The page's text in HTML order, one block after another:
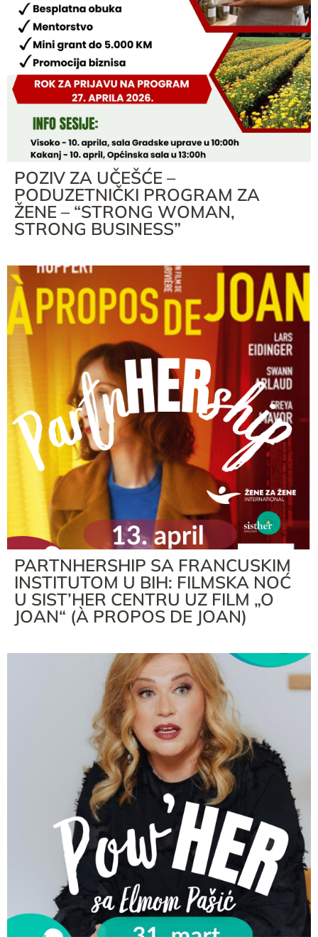
POZIV ZA UČEŠĆE –
PODUZETNIČKI PROGRAM ZA
ŽENE – “STRONG WOMAN,
STRONG BUSINESS”
PARTNHERSHIP SA FRANCUSKIM
INSTITUTOM U BIH: FILMSKA NOĆ
U SIST’HER CENTRU UZ FILM „O
JOAN“ (À PROPOS DE JOAN)